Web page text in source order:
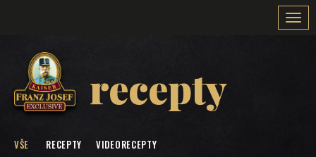
recepty
VŠE RECEPTY VIDEORECEPTY